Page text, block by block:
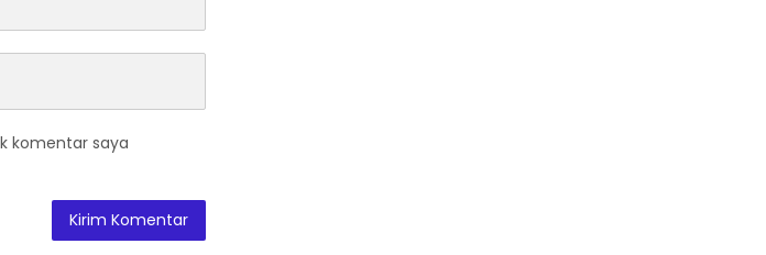
komentar saya